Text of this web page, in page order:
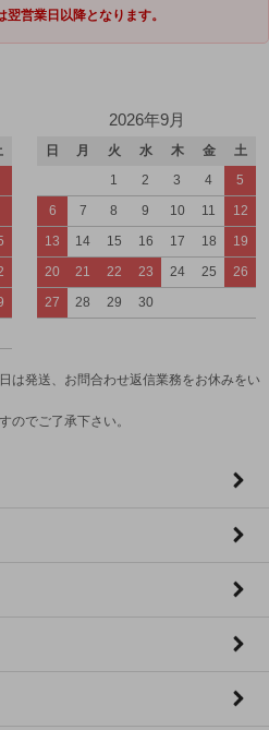
営業日以降となります。
2026年9月
日 月 火 水 木 金
土
1
2 3 4
5
6
7 8 9 10 11
12
13
14 15 16 17 18
19
20
21 22 23 24 25
26
27
28 29 30
は発送、お問合わせ返信業務をお休みをい
のでご了承下さい。